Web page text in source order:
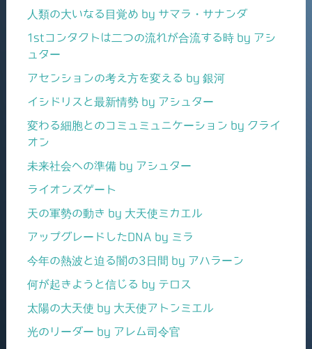
人類の大いなる目覚め by サマラ・サナンダ
1stコンタクトは二つの流れが合流する時 by アシ
ュター
アセンションの考え方を変える by 銀河
イシドリスと最新情勢 by アシュター
変わる細胞とのコミュミュニケーション by クライ
オン
未来社会への準備 by アシュター
ライオンズゲート
天の軍勢の動き by 大天使ミカエル
アップグレードしたDNA by ミラ
今年の熱波と迫る闇の3日間 by アハラーン
何が起きようと信じる by テロス
太陽の大天使 by 大天使アトンミエル
光のリーダー by アレム司令官